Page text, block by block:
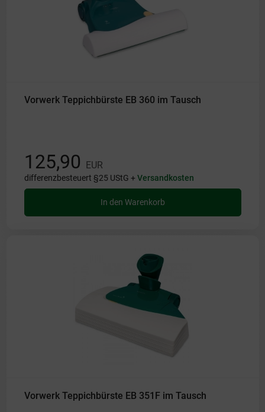
Vorwerk Teppichbürste EB 360 im Tausch
125,90 EUR
differenzbesteuert §25 UStG +Versandkosten
In den Warenkorb
Vorwerk Teppichbürste EB 351F im Tausch